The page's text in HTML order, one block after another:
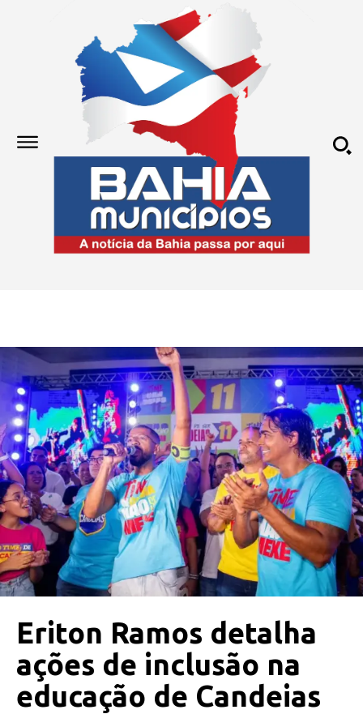
Eriton Ramos detalha
ações de inclusão na
educação de Candeias